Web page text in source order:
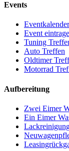
Events
Eventkalender
Event
Tuning
Auto Treffen
Oldtimer
Motorrad
Aufbereitung
Zwei Eimer
Ein Eimer